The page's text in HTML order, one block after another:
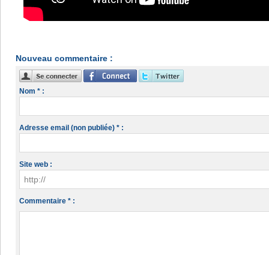
Nouveau commentaire :
Nom * :
Adresse email (non publiée) * :
Site web :
Commentaire * :